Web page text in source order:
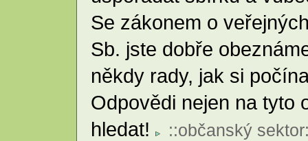
Se zákonem o
Sb. jste dobře
někdy rady, jak si
Odpovědi nejen na tyto
hledat!
::občanský sektor